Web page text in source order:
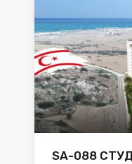
SA-088